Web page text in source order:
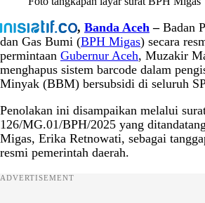
, Banda Aceh –Badan
dan Gas Bumi (BPH Migas) secara
permintaan Gubernur Aceh, Muzakir
menghapus sistem barcode dalam
Minyak (BBM) bersubsidi di seluruh
Penolakan ini disampaikan melalui
126/MG.01/BPH/2025 yang
Migas, Erika Retnowati, sebagai
resmi pemerintah daerah.
ADVERTISEMENT